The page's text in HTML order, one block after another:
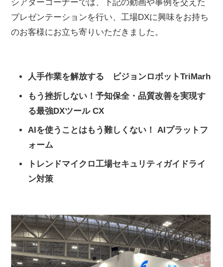
シアターコーナーでは、下記の動画や事例を交えた
プレゼンテーションを行い、工場DXに興味をお持ち
のお客様にお立ち寄りいただきました。
人手作業を解放する ビジョンロボットTriMarh
もう挫折しない！予知保全・品質改善を実現す
る最強DXツール CX
AIを使うことはもう難しくない！ AIプラットフ
ォーム
トレンドマイクロ工場セキュリティガイドライ
ン対策